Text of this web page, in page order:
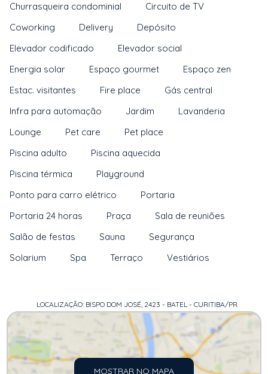
Churrasqueira condominial
Circuito de TV
Coworking
Delivery
Depósito
Elevador codificado
Elevador social
Energia solar
Espaço gourmet
Espaço zen
Estac. visitantes
Fire place
Gás central
Infra para automação
Jardim
Lavanderia
Lounge
Pet care
Pet place
Piscina adulto
Piscina aquecida
Piscina térmica
Playground
Ponto para carro elétrico
Portaria
Portaria 24 horas
Praça
Sala de reuniões
Salão de festas
Sauna
Segurança
Solarium
Spa Terraço Vestiários
LOCALIZAÇÃO: BISPO DOM JOSÉ, 2423 - BATEL - CURITIBA/PR
MOSTRAR NO MAPA